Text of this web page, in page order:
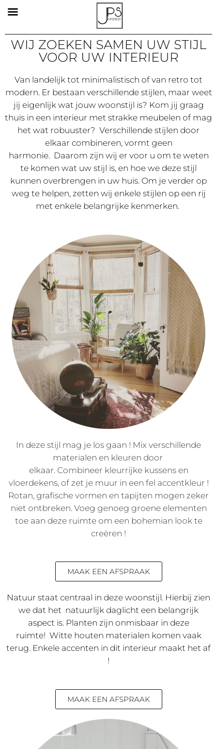
WIJ ZOEKEN SAMEN UW STIJL
VOOR UW INTERIEUR
Van landelijk tot minimalistisch of van retro tot
modern. Er bestaan verschillende stijlen, maar weet
jij eigenlijk wat jouw woonstijl is? Kom jij graag
thuis in een interieur met strakke meubelen of mag
het wat robuuster? Verschillende stijlen door
elkaar combineren, vormt geen
harmonie. Daarom zijn wij er voor u om te weten
te komen wat uw stijl is, en hoe we deze stijl
kunnen overbrengen in uw huis. Om je verder op
weg te helpen, zetten wij enkele stijlen op een rij
met enkele belangrijke kenmerken.
BOHEMIAN
STYLE
In deze stijl mag je los gaan ! Mix verschillende
materialen en kleuren door
elkaar. Combineer kleurrijke kussens en
vloerdekens, of zet je muur in een fel accentkleur !
Rotan, grafische vormen en tapijten mogen zeker
niet ontbreken. Voeg genoeg groene elementen
toe aan deze ruimte om een bohemian look te
creëren !
MAAK EEN AFSPRAAK
Natuur staat centraal in deze woonstijl. Hierbij zien
we dat het natuurlijk daglicht een belangrijk
aspect is. Planten zijn onmisbaar in deze
ruimte! Witte houten materialen komen vaak
terug. Enkele accenten in dit interieur maakt het af
!
MAAK EEN AFSPRAAK